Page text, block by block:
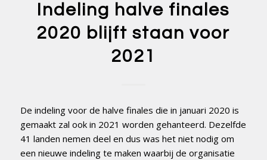
Indeling halve finales
2020 blijft staan voor
2021
De indeling voor de halve finales die in januari 2020 is
gemaakt zal ook in 2021 worden gehanteerd. Dezelfde
41 landen nemen deel en dus was het niet nodig om
een nieuwe indeling te maken waarbij de organisatie